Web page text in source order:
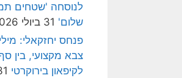
לנוסחה 'שטחים
שלום' 31 ביולי 2026
פנחס יחזקאלי:
צבא מקצועי, בין
לקיפאון בירוקרטי